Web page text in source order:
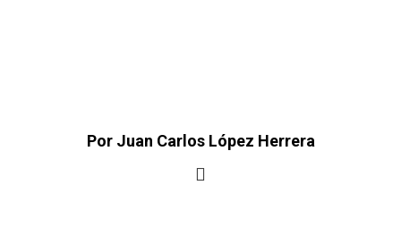
Por Juan Carlos López Herrera